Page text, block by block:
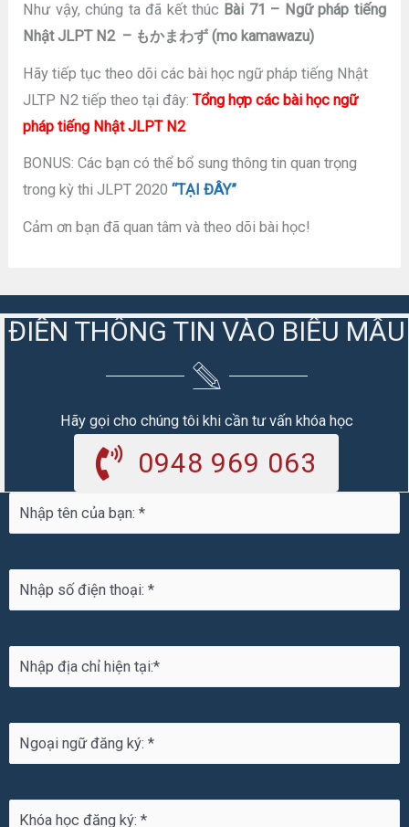
Như vậy, chúng ta đã kết thúc Bài 71 – Ngữ pháp tiếng
Nhật JLPT N2 – もかまわず (mo kamawazu)
Hãy tiếp tục theo dõi các bài học ngữ pháp tiếng Nhật
JLTP N2 tiếp theo tại đây:Tổng hợp các bài học ngữ
pháp tiếng Nhật JLPT N2
BONUS: Các bạn có thể bổ sung thông tin quan trọng
trong kỳ thi JLPT 2020“TẠI ĐÂY”
Cảm ơn bạn đã quan tâm và theo dõi bài học!
ĐIỀN THÔNG TIN VÀO BIỂU MẪU
Hãy gọi cho chúng tôi khi cần tư vấn khóa học
0948 969 063